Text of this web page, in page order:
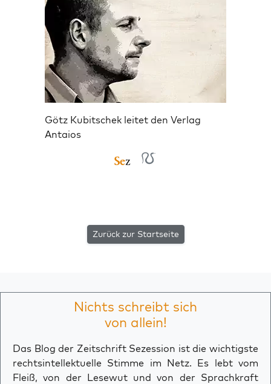
Götz Kubitschek leitet den Verlag
Antaios
Zurück zur Startseite
Nichts schreibt sich
von allein!
Das Blog der Zeitschrift Sezession ist die wichtigste
rechtsintellektuelle Stimme im Netz. Es lebt vom
Fleiß, von der Lesewut und von der Sprachkraft